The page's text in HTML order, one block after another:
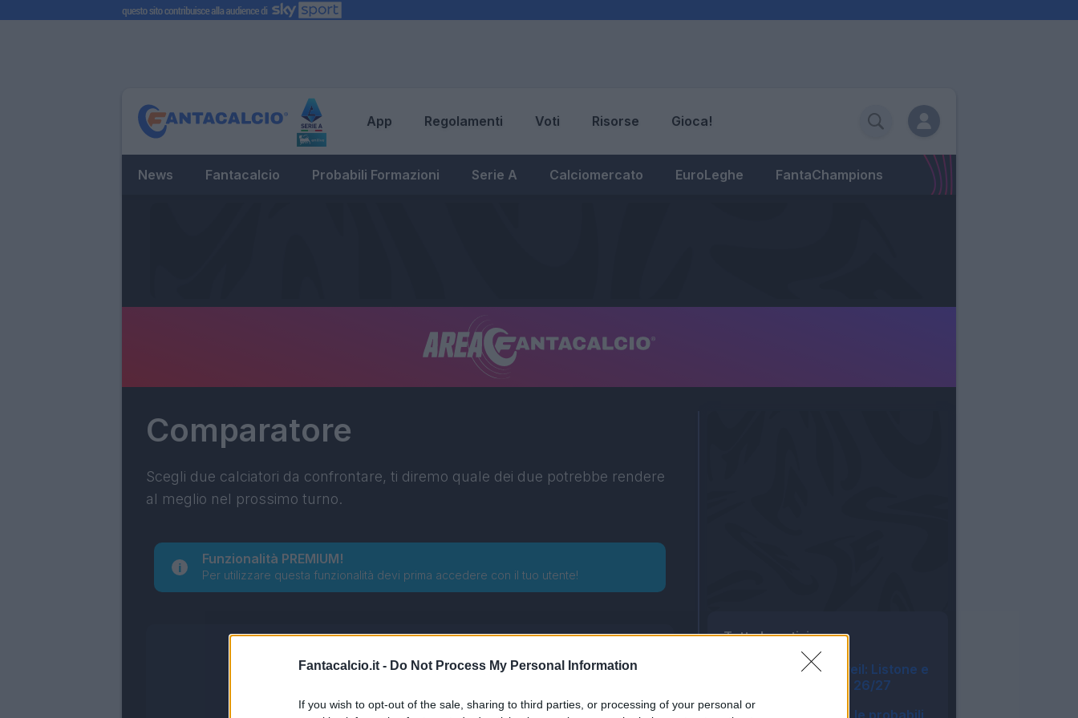
Fantacalcio.it - Do Not Process My Personal Information
If you wish to opt-out of the sale, sharing to third parties, or processing of your personal or
App Regolamenti Voti Risorse Gioca!
News Fantacalcio Probabili Formazioni Serie A Calciomercato EuroLeghe FantaChampions
Comparatore
Scegli due calciatori da confrontare, ti diremo quale dei due potrebbe rendere
al meglio nel prossimo turno.
Funzionalità PREMIUM!
Per utilizzare questa funzionalità devi prima accedere con il tuo utente!
Tutte le notizie
Fantacalcio® Unveil: Listone e
novità App Leghe 26/27
14:04